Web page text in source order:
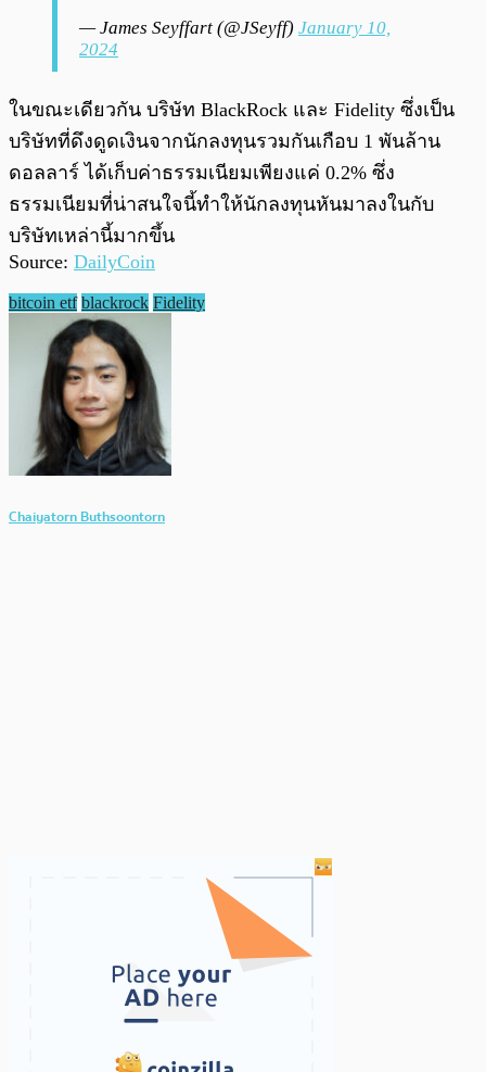
— James Seyffart (@JSeyff) January 10,
2024
ในขณะเดียวกัน บริษัท BlackRock และ Fidelity ซึ่งเป็น
บริษัทที่ดึงดูดเงินจากนักลงทุนรวมกันเกือบ 1 พันล้าน
ดอลลาร์ ได้เก็บค่าธรรมเนียมเพียงแค่ 0.2% ซึ่ง
ธรรมเนียมที่น่าสนใจนี้ทำให้นักลงทุนหันมาลงในกับ
บริษัทเหล่านี้มากขึ้น
Source: DailyCoin
bitcoin etf blackrock Fidelity
Chaiyatorn Buthsoontorn